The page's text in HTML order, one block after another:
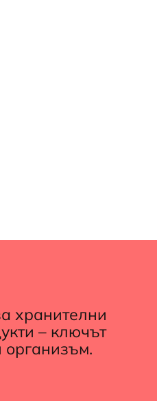
хранителни
– ключът
организъм.